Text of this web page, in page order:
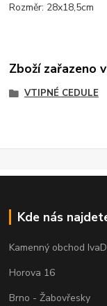
Rozměr: 28x18,5cm
Zboží zařazeno
VTIPNÉ CEDULE
Kde nás
Kamenný obchod
Horova 16
Brno - Žabovřesky